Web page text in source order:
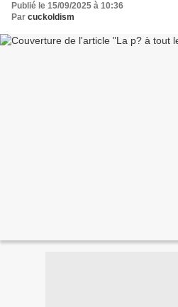
Publié le 15/09/2025 à 10:36
Par cuckoldism